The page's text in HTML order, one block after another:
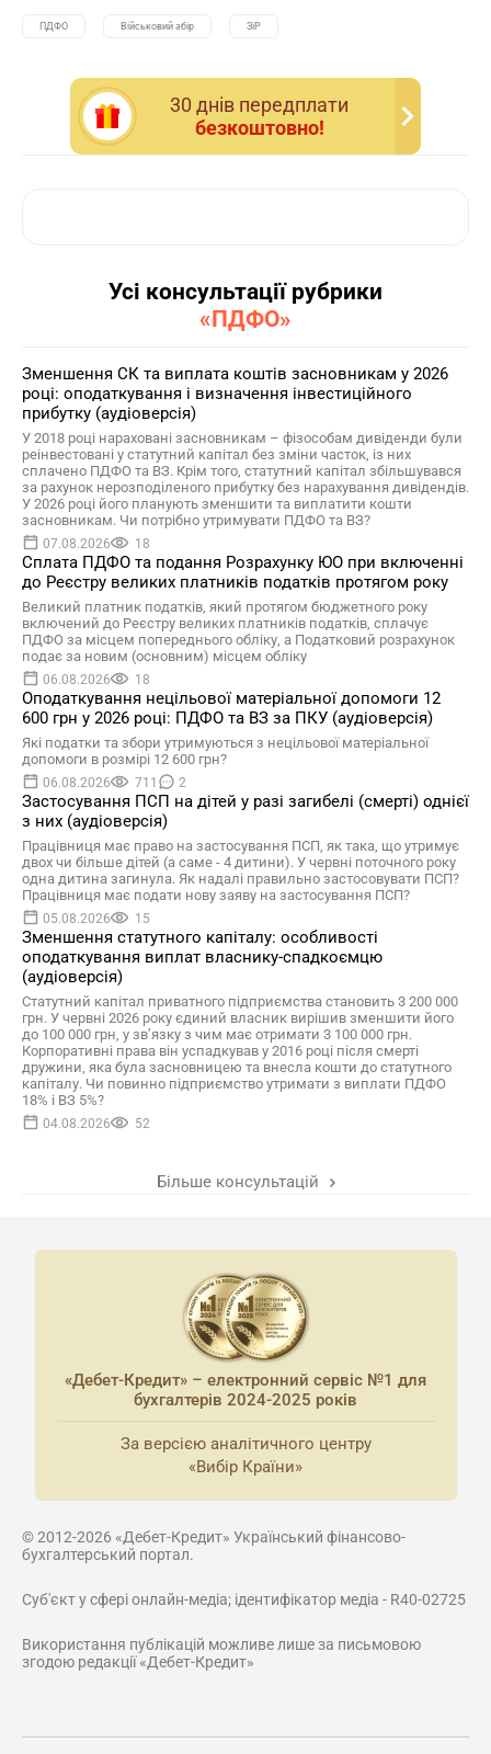
ПДФО Військовий збір ЗіР
30 днiв передплати
безкоштовно!
Усі консультації рубрики
«ПДФО»
Зменшення СК та виплата коштів засновникам у 2026
році: оподаткування і визначення інвестиційного
прибутку (аудіоверсія)
У 2018 році нараховані засновникам – фізособам дивіденди були
реінвестовані у статутний капітал без зміни часток, із них
сплачено ПДФО та ВЗ. Крім того, статутний капітал збільшувався
за рахунок нерозподіленого прибутку без нарахування дивідендів.
У 2026 році його планують зменшити та виплатити кошти
засновникам. Чи потрібно утримувати ПДФО та ВЗ?
07.08.2026 18
Сплата ПДФО та подання Розрахунку ЮО при включенні
до Реєстру великих платників податків протягом року
Великий платник податків, який протягом бюджетного року
включений до Реєстру великих платників податків, сплачує
ПДФО за місцем попереднього обліку, а Податковий розрахунок
подає за новим (основним) місцем обліку
06.08.2026 18
Оподаткування нецільової матеріальної допомоги 12
600 грн у 2026 році: ПДФО та ВЗ за ПКУ (аудіоверсія)
Які податки та збори утримуються з нецільової матеріальної
допомоги в розмірі 12 600 грн?
06.08.2026 711 2
Застосування ПСП на дітей у разі загибелі (смерті) однієї
з них (аудіоверсія)
Працівниця має право на застосування ПСП, як така, що утримує
двох чи більше дітей (а саме - 4 дитини). У червні поточного року
одна дитина загинула. Як надалі правильно застосовувати ПСП?
Працівниця має подати нову заяву на застосування ПСП?
05.08.2026 15
Зменшення статутного капіталу: особливості
оподаткування виплат власнику-спадкоємцю
(аудіоверсія)
Статутний капітал приватного підприємства становить 3 200 000
грн. У червні 2026 року єдиний власник вирішив зменшити його
до 100 000 грн, у зв’язку з чим має отримати 3 100 000 грн.
Корпоративні права він успадкував у 2016 році після смерті
дружини, яка була засновницею та внесла кошти до статутного
капіталу. Чи повинно підприємство утримати з виплати ПДФО
18% і ВЗ 5%?
04.08.2026 52
Більше консультацій
«Дебет-Кредит» – електронний сервіс №1 для
бухгалтерів 2024-2025 років
За версією аналітичного центру
«Вибір Країни»
© 2012-2026 «Дебет-Кредит» Український фінансово-
бухгалтерський портал.
Суб'єкт у сфері онлайн-медіа; ідентифікатор медіа - R40-02725
Використання публікацій можливе лише за письмовою
згодою редакції «Дебет-Кредит»